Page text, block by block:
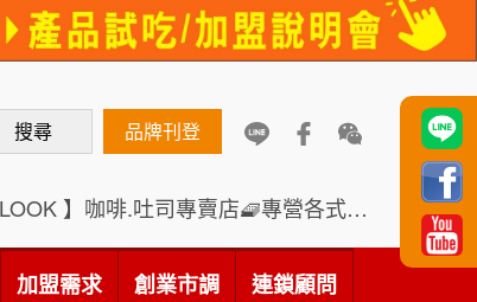
搜尋 品牌刊登
【咖啡LOOK 】咖啡.吐司專賣店🧇專營各式創意法式吐司
加盟需求 創業市調 連鎖顧問
7 88thai發發泰-泰式飯行家
SHARE TEA歇腳亭
TEA TOP台灣第一味
1 Cozy coffee可集咖啡
徐 先生/小姐 新北市
何 先生/小姐 台南
呂 先生/小姐 新竹市
加盟預算 200萬~400萬